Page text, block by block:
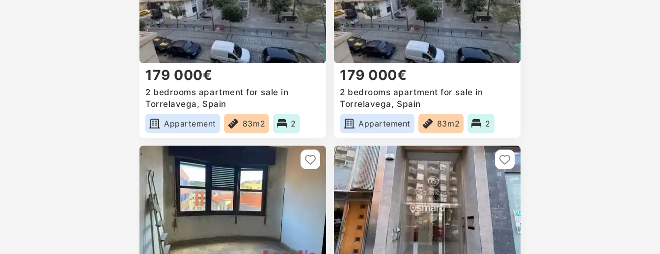
179 000€
2 bedrooms apartment for sale in
Torrelavega, Spain
Appartement
83m2 2
179 000€
2 bedrooms apartment for sale in
Torrelavega, Spain
Appartement
83m2 2